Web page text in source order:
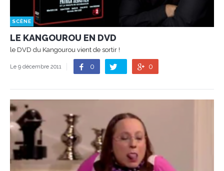
SCÈNE
LE KANGOUROU EN DVD
le DVD du Kangourou vient de sortir !
Le 9 décembre 2011 0 0